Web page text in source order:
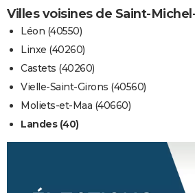
Villes voisines de Saint-
Léon (40550)
Linxe (40260)
Castets (40260)
Vielle-Saint-Girons (40560)
Moliets-et-Maa (40660)
Landes (40)